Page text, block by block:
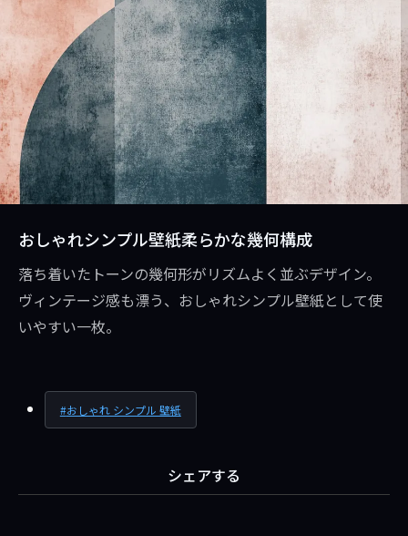
おしゃれシンプル壁紙柔らかな幾何構成
落ち着いたトーンの幾何形がリズムよく並ぶデザイン。
ヴィンテージ感も漂う、おしゃれシンプル壁紙として使
いやすい一枚。
おしゃれ シンプル 壁紙
シェアする